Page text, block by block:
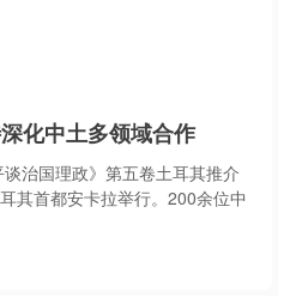
化中土多领域合作
治国理政》第五卷土耳其推介
其首都安卡拉举行。200余位中